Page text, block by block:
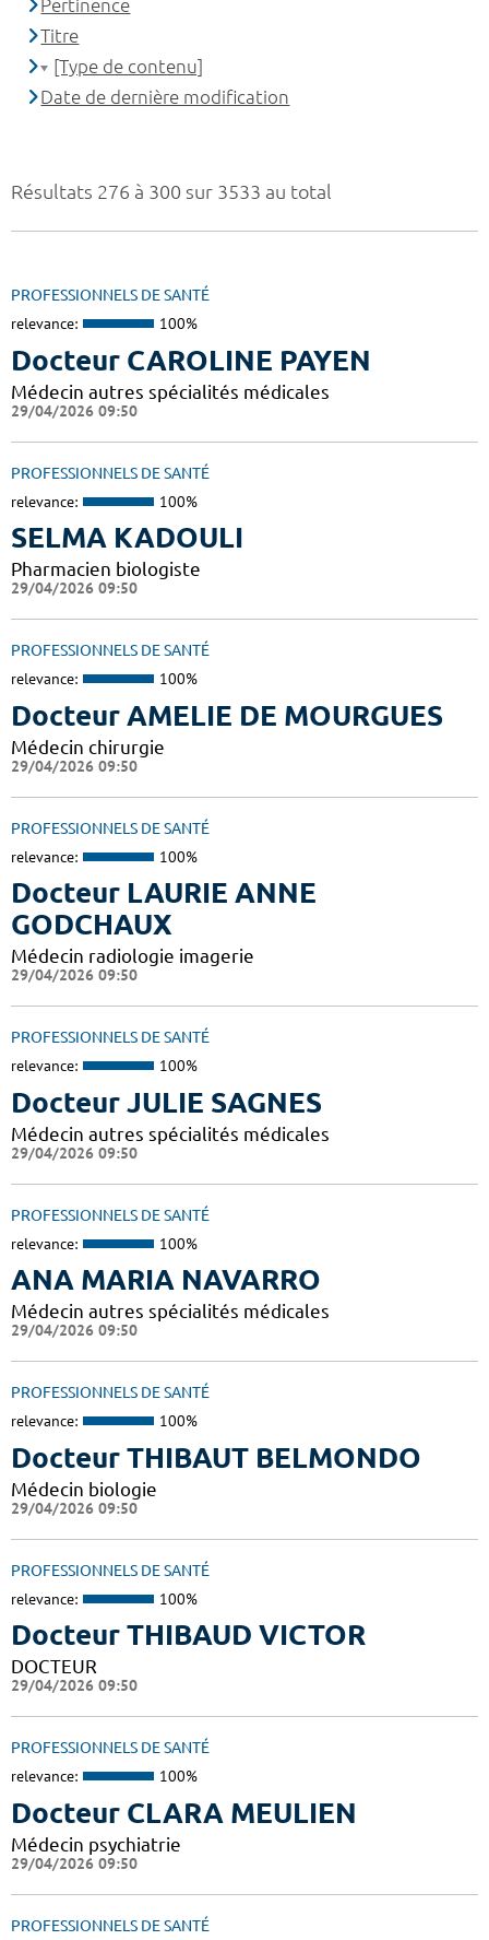
Résultats 276 à 300 sur 3533 au total
PROFESSIONNELS DE SANTÉ
relevance: 100%
Docteur CAROLINE PAYEN
Médecin autres spécialités médicales
29/04/2026 09:50
PROFESSIONNELS DE SANTÉ
relevance: 100%
SELMA KADOULI
Pharmacien biologiste
29/04/2026 09:50
PROFESSIONNELS DE SANTÉ
relevance: 100%
Docteur AMELIE DE MOURGUES
Médecin chirurgie
29/04/2026 09:50
PROFESSIONNELS DE SANTÉ
relevance: 100%
Docteur LAURIE ANNE
GODCHAUX
Médecin radiologie imagerie
29/04/2026 09:50
PROFESSIONNELS DE SANTÉ
relevance: 100%
Docteur JULIE SAGNES
Médecin autres spécialités médicales
29/04/2026 09:50
PROFESSIONNELS DE SANTÉ
relevance: 100%
ANA MARIA NAVARRO
Médecin autres spécialités médicales
29/04/2026 09:50
PROFESSIONNELS DE SANTÉ
relevance: 100%
Docteur THIBAUT BELMONDO
Médecin biologie
29/04/2026 09:50
PROFESSIONNELS DE SANTÉ
relevance: 100%
Docteur THIBAUD VICTOR
DOCTEUR
29/04/2026 09:50
PROFESSIONNELS DE SANTÉ
relevance: 100%
Docteur CLARA MEULIEN
Médecin psychiatrie
29/04/2026 09:50
PROFESSIONNELS DE SANTÉ
Pertinence
Titre
[Type de contenu]
Date de dernière modification